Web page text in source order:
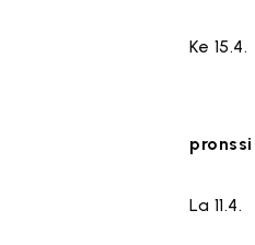
Ke 15.4.
pronssi
La 11.4.